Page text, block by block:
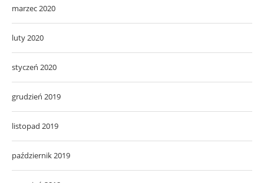
marzec 2020
luty 2020
styczeń 2020
grudzień 2019
listopad 2019
październik 2019